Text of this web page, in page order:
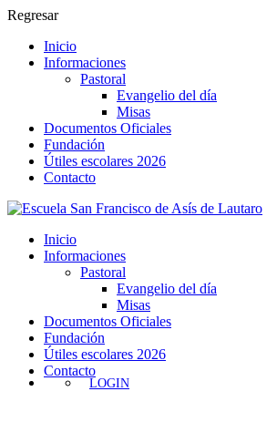
Regresar
Inicio
Informaciones
Pastoral
Evangelio del día
Misas
Documentos Oficiales
Fundación
Útiles escolares 2026
Contacto
Inicio
Informaciones
Pastoral
Evangelio del día
Misas
Documentos Oficiales
Fundación
Útiles escolares 2026
Contacto
LOGIN